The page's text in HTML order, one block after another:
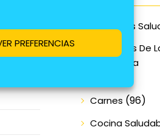
PREFERENCIAS
doren
deja
haya
Alimentos
Beneficios De
Equilibrada
Carnes (96)
Cocina